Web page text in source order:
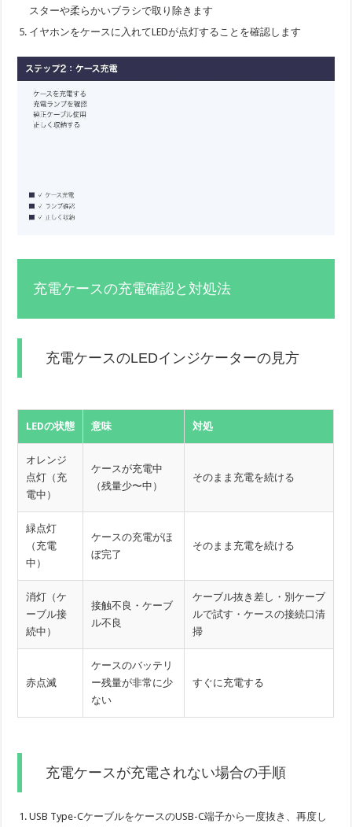
スターや柔らかいブラシで取り除きます
イヤホンをケースに入れてLEDが点灯することを確認します
充電ケースの充電確認と対処法
充電ケースのLEDインジケーターの見方
LEDの状態 意味 対処
オレンジ
点灯（充
電中）
ケースが充電中
（残量少〜中）
そのまま充電を続ける
緑点灯
（充電
中）
ケースの充電がほ
ぼ完了
そのまま充電を続ける
消灯（ケ
ーブル接
続中）
接触不良・ケーブ
ル不良
ケーブル抜き差し・別ケーブ
ルで試す・ケースの接続口清
掃
赤点滅
ケースのバッテリ
ー残量が非常に少
ない
すぐに充電する
充電ケースが充電されない場合の手順
USB Type-CケーブルをケースのUSB-C端子から一度抜き、再度し